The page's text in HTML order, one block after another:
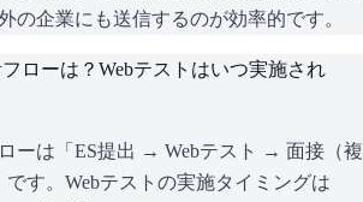
の企業にも送信するのが効率的です。
ローは？Webテストはいつ実施され
ーは「ES提出 → Webテスト → 面接（複
す。Webテストの実施タイミングは